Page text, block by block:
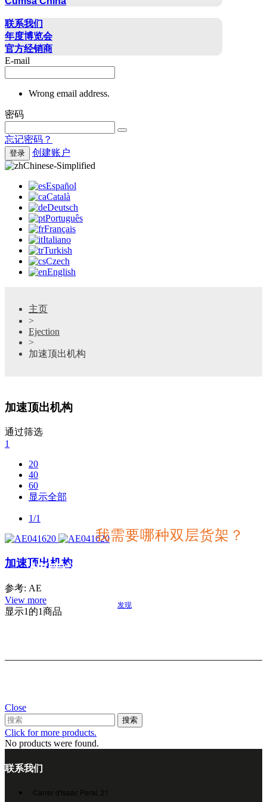
联系我们
年度博览会
官方经销商
E-mail
Wrong email address.
密码
忘记密码？
登录
创建账户
Chinese-Simplified
Español
Català
Deutsch
Português
Français
Italiano
Turkish
Czech
English
主页
>
Ejection
>
加速顶出机构
加速顶出机构
通过筛选
1
20
40
60
显示全部
1/1
加速顶出机构
参考: AE
View more
显示1 的1商品
我需要哪种双层货架？
搜索适合您项目的最佳选择
发现
Close
搜索
Click for more products.
No products were found.
联系我们
Carrer d'Isaac Peral, 21